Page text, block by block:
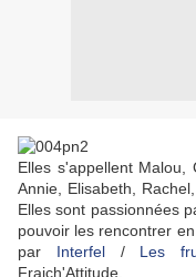
Elles s'appellent Malou,
Annie, Elisabeth,
Elles sont passionnées
pouvoir les rencontrer
par Interfel/ Les
Fraich'Attitude.